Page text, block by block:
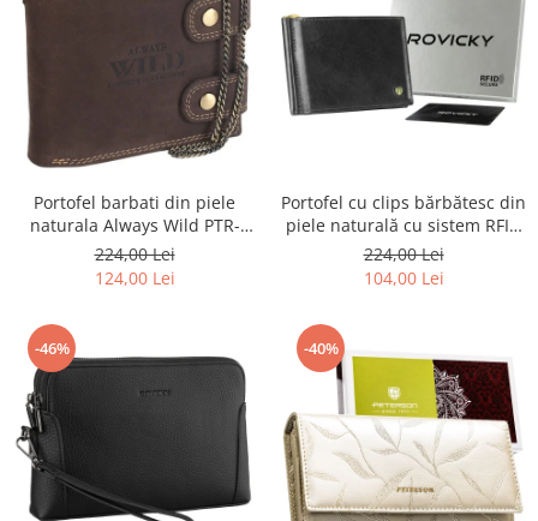
Portofel barbati din piele
naturala Always Wild PTR-
2900-BIC
224,00 Lei
124,00 Lei
Portofel cu clips bărbătesc din
piele naturală cu sistem RFID
- Rovicky PTR-N1908-RVT-9799
BLACK
224,00 Lei
104,00 Lei
-46% -40%